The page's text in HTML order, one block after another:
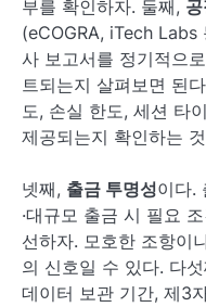
부를 확인하자. 둘째,
(eCOGRA, iTech Labs
사 보고서를 정기적으
트되는지 살펴보면 된
도, 손실 한도, 세션 타
제공되는지 확인하는
넷째, 출금 투명성이다.
·대규모 출금 시 필요
선하자. 모호한 조항이
의 신호일 수 있다. 다
데이터 보관 기간, 제3